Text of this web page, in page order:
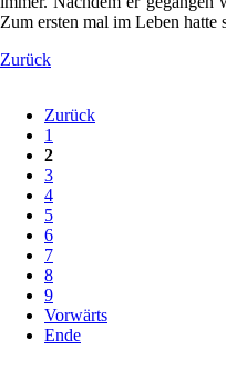
Zum ersten mal im Leben
Zurück
Zurück
1
2
3
4
5
6
7
8
9
Vorwärts
Ende